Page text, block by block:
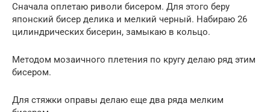
Сначала оплетаю риволи бисером. Для этого беру
японский бисер делика и мелкий черный. Набираю 26
цилиндрических бисерин, замыкаю в кольцо.
Методом мозаичного плетения по кругу делаю ряд этим
бисером.
Для стяжки оправы делаю еще два ряда мелким